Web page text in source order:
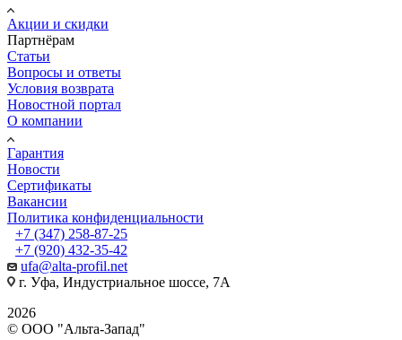
Акции и скидки
Партнёрам
Статьи
Вопросы и ответы
Условия возврата
Новостной портал
О компании
Гарантия
Новости
Сертификаты
Вакансии
Политика конфиденциальности
+7 (347) 258-87-25
+7 (920) 432-35-42
ufa@alta-profil.net
г. Уфа, Индустриальное шоссе, 7А
2026
© ООО "Альта-Запад"